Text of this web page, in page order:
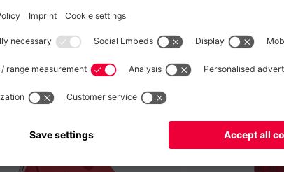
ça aussi
Mondial pour y livrer!